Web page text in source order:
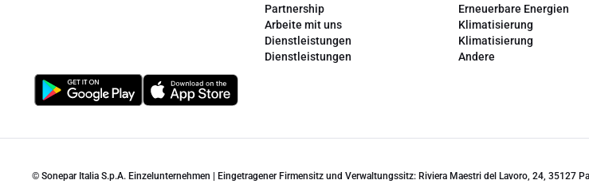
Partnership
Arbeite mit uns
Dienstleistungen
Dienstleistungen
Erneuerbare Energien
Klimatisierung
Klimatisierung
Andere
© Sonepar Italia S.p.A. Einzelunternehmen | Eingetragener Firmensitz und Verwaltungssitz: Riviera Maestri del Lavoro, 24, 35127